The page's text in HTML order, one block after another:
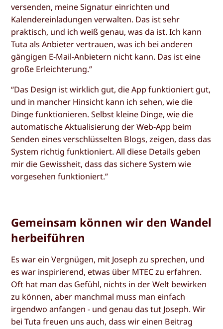
versenden, meine Signatur einrichten und
Kalendereinladungen verwalten. Das ist sehr
praktisch, und ich weiß genau, was da ist. Ich kann
Tuta als Anbieter vertrauen, was ich bei anderen
gängigen E-Mail-Anbietern nicht kann. Das ist eine
große Erleichterung.”
“Das Design ist wirklich gut, die App funktioniert gut,
und in mancher Hinsicht kann ich sehen, wie die
Dinge funktionieren. Selbst kleine Dinge, wie die
automatische Aktualisierung der Web-App beim
Senden eines verschlüsselten Blogs, zeigen, dass das
System richtig funktioniert. All diese Details geben
mir die Gewissheit, dass das sichere System wie
vorgesehen funktioniert.”
Gemeinsam können wir den Wandel
herbeiführen
Es war ein Vergnügen, mit Joseph zu sprechen, und
es war inspirierend, etwas über MTEC zu erfahren.
Oft hat man das Gefühl, nichts in der Welt bewirken
zu können, aber manchmal muss man einfach
irgendwo anfangen - und genau das tut Joseph. Wir
bei Tuta freuen uns auch, dass wir einen Beitrag